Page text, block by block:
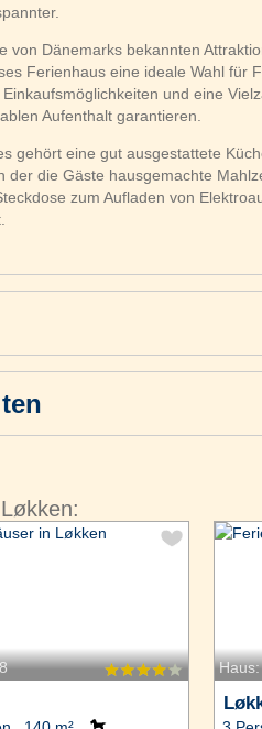
von Dänemarks bekannten
Ferienhaus eine ideale Wahl für
und eine
Aufenthalt garantieren.
gehört eine gut ausgestattete
der die Gäste hausgemachte
zum Aufladen von